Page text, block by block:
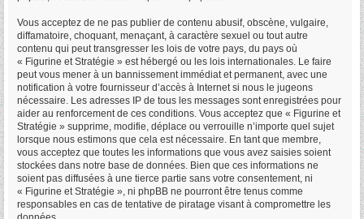
Vous acceptez de ne pas publier de contenu abusif, obscène, vulgaire,
diffamatoire, choquant, menaçant, à caractère sexuel ou tout autre
contenu qui peut transgresser les lois de votre pays, du pays où
« Figurine et Stratégie » est hébergé ou les lois internationales. Le faire
peut vous mener à un bannissement immédiat et permanent, avec une
notification à votre fournisseur d’accès à Internet si nous le jugeons
nécessaire. Les adresses IP de tous les messages sont enregistrées pour
aider au renforcement de ces conditions. Vous acceptez que « Figurine et
Stratégie » supprime, modifie, déplace ou verrouille n’importe quel sujet
lorsque nous estimons que cela est nécessaire. En tant que membre,
vous acceptez que toutes les informations que vous avez saisies soient
stockées dans notre base de données. Bien que ces informations ne
soient pas diffusées à une tierce partie sans votre consentement, ni
« Figurine et Stratégie », ni phpBB ne pourront être tenus comme
responsables en cas de tentative de piratage visant à compromettre les